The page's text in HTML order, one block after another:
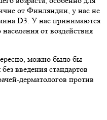
от Финляндии, у нас не
D3. У нас принимаются
от воздействия
можно было бы
введения стандартов
дерматологов против